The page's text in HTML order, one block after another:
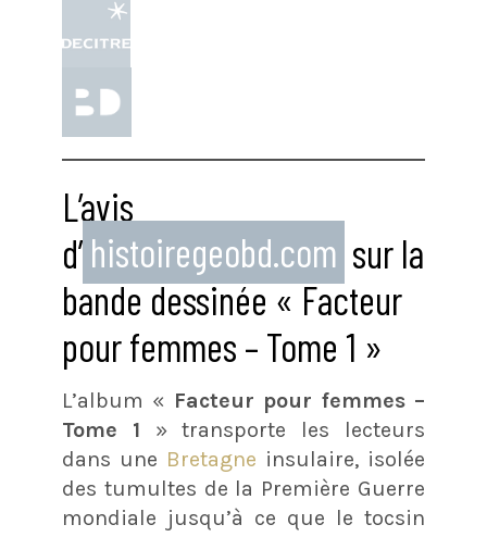
L’avis
d’ histoiregeobd.com sur la
bande dessinée « Facteur
pour femmes – Tome 1 »
L’album « Facteur pour femmes –
Tome 1 » transporte les lecteurs
dans une Bretagne insulaire, isolée
des tumultes de la Première Guerre
mondiale jusqu’à ce que le tocsin